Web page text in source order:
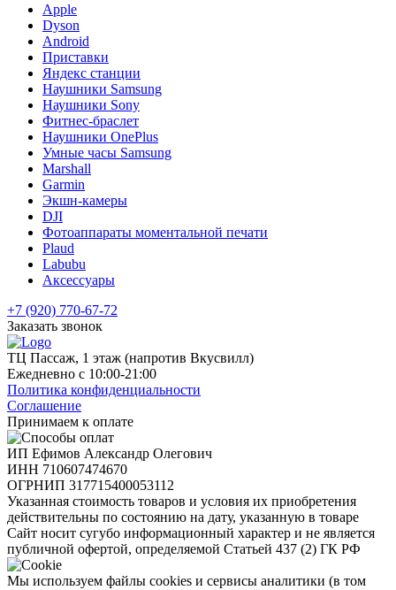
Apple
Dyson
Android
Приставки
Яндекс станции
Наушники Samsung
Наушники Sony
Фитнес-браслет
Наушники OnePlus
Умные часы Samsung
Marshall
Garmin
Экшн-камеры
DJI
Фотоаппараты моментальной печати
Plaud
Labubu
Аксессуары
+7 (920) 770-67-72
Заказать звонок
ТЦ Пассаж, 1 этаж (напротив Вкусвилл)
Ежедневно с 10:00-21:00
Политика конфиденциальности
Соглашение
Принимаем к оплате
ИП Ефимов Александр Олегович
ИНН 710607474670
ОГРНИП 317715400053112
Указанная стоимость товаров и условия их приобретения
действительны по состоянию на дату, указанную в товаре
Сайт носит сугубо информационный характер и не является
публичной офертой, определяемой Статьей 437 (2) ГК РФ
Мы используем файлы cookies и сервисы аналитики (в том